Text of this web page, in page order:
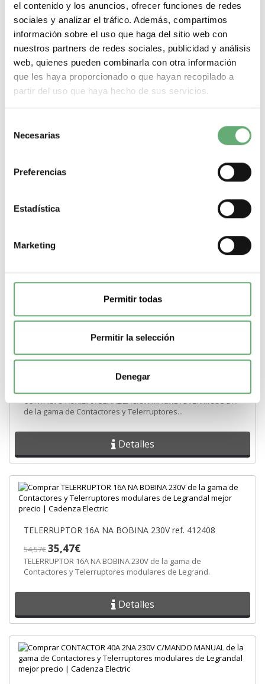
el contenido y los anuncios, ofrecer funciones de redes
sociales y analizar el tráfico. Además, compartimos
información sobre el uso que haga del sitio web con
nuestros partners de redes sociales, publicidad y análisis
web, quienes pueden combinarla con otra información
que les haya proporcionado o que hayan recopilado a
partir del uso que haya hecho de sus servicios.
Necesarias
Preferencias
Estadística
Marketing
Permitir todas
Permitir la selección
Denegar
CONTACTO AUXILIAR INVERSOR ref. 406258
71,01€46,17€
CONTACTO AUXILIAR INVERSOR de la gama de Contactores y
Telerruptores modulares de Legrand.
Detalles
CONTACTOR 40A 4NA 230V CON MANDO MANUAL ref.
189,66€123,28€
CONTACTOR 40A 4NA 230V CON MANDO MANUAL de la gama
CONTACTO AUXILIAR SEÑALIZACIÓN
CONTACTO AUXILIAR SEÑALIZACIÓN MAGNETOTERMICOS DX
de la gama de Contactores y Telerruptores...
Detalles
TELERRUPTOR 16A NA BOBINA 230V ref. 412408
54,57€35,47€
TELERRUPTOR 16A NA BOBINA 230V de la gama de
Contactores y Telerruptores modulares de Legrand.
Detalles